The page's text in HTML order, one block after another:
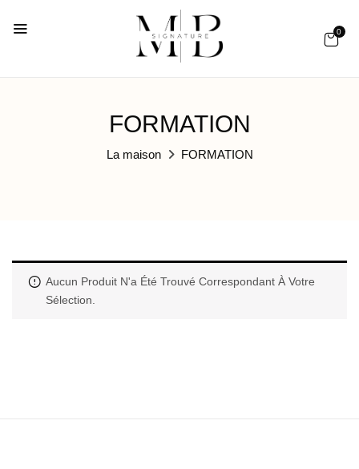
0
FORMATION
La maison FORMATION
Aucun Produit N'a Été Trouvé Correspondant À Votre
Sélection.